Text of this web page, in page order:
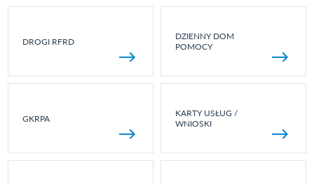
DROGI RFRD
DZIENNY DOM
POMOCY
GKRPA
KARTY USŁUG /
WNIOSKI